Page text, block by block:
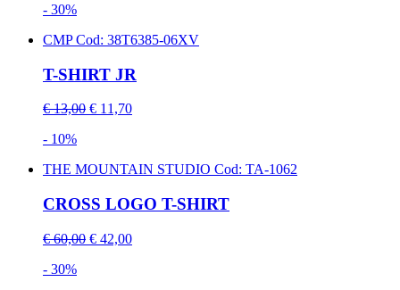
- 30%
CMPCod: 38T6385-06XV
T-SHIRT JR
€ 13,00 € 11,70
- 10%
THE MOUNTAIN STUDIO Cod: TA-1062
CROSS LOGO T-SHIRT
€ 60,00 € 42,00
- 30%